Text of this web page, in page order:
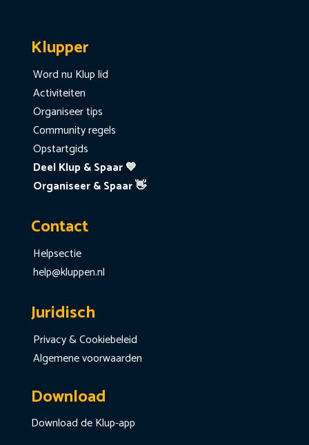
Klupper
Word nu Klup lid
Activiteiten
Organiseer tips
Community regels
Opstartgids
Deel Klup & Spaar 💙
Organiseer & Spaar 👋
Contact
Helpsectie
help@kluppen.nl
Juridisch
Privacy & Cookiebeleid
Algemene voorwaarden
Download
Download de Klup-app